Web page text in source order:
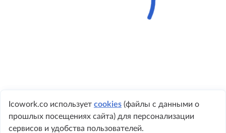
Icowork.co использует cookies (файлы с данными о
прошлых посещениях сайта) для персонализации
сервисов и удобства пользователей.
+ 7 495 149-8999